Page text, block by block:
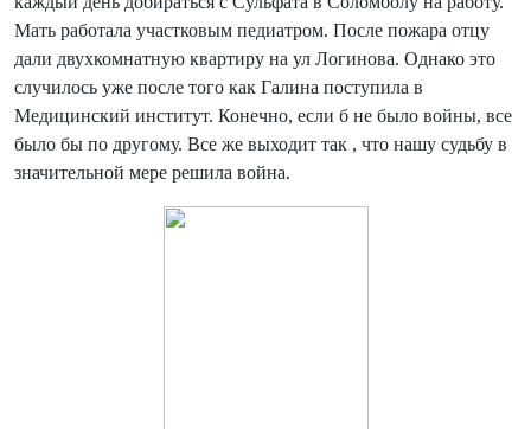
Мать работала участковым педиатром. После пожара отцу
дали двухкомнатную квартиру на ул Логинова. Однако это
случилось уже после того как Галина поступила в
Медицинский институт. Конечно, если б не было войны, все
было бы по другому. Все же выходит так , что нашу судьбу в
значительной мере решила война.